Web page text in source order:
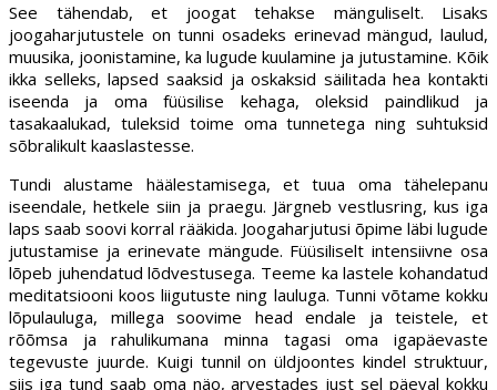
See tähendab, et joogat tehakse mänguliselt. Lisaks
joogaharjutustele on tunni osadeks erinevad mängud, laulud,
muusika, joonistamine, ka lugude kuulamine ja jutustamine. Kõik
ikka selleks, lapsed saaksid ja oskaksid säilitada hea kontakti
iseenda ja oma füüsilise kehaga, oleksid paindlikud ja
tasakaalukad, tuleksid toime oma tunnetega ning suhtuksid
sõbralikult kaaslastesse.
Tundi alustame häälestamisega, et tuua oma tähelepanu
iseendale, hetkele siin ja praegu. Järgneb vestlusring, kus iga
laps saab soovi korral rääkida. Joogaharjutusi õpime läbi lugude
jutustamise ja erinevate mängude. Füüsiliselt intensiivne osa
lõpeb juhendatud lõdvestusega. Teeme ka lastele kohandatud
meditatsiooni koos liigutuste ning lauluga. Tunni võtame kokku
lõpulauluga, millega soovime head endale ja teistele, et
rõõmsa ja rahulikumana minna tagasi oma igapäevaste
tegevuste juurde. Kuigi tunnil on üldjoontes kindel struktuur,
siis iga tund saab oma näo, arvestades just sel päeval kokku